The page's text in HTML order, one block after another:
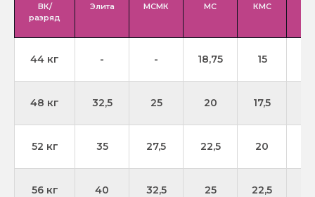
ВК/
разряд
Элита МСМК МС КМС
44 кг - - 18,75 15
48 кг 32,5 25 20 17,5
52 кг 35 27,5 22,5 20
56 кг 40 32,5 25 22,5